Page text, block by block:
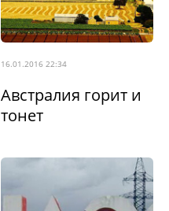
16.01.2016 22:34
Австралия горит и
тонет